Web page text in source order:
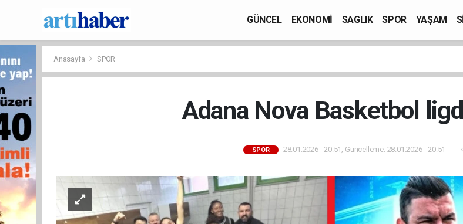
GÜNCEL EKONOMİ SAGLIK SPOR YAŞAM
Anasayfa SPOR
Adana Nova Basketbol
SPOR 28.01.2026 - 20:51, Güncelleme: 28.01.2026 - 20:51